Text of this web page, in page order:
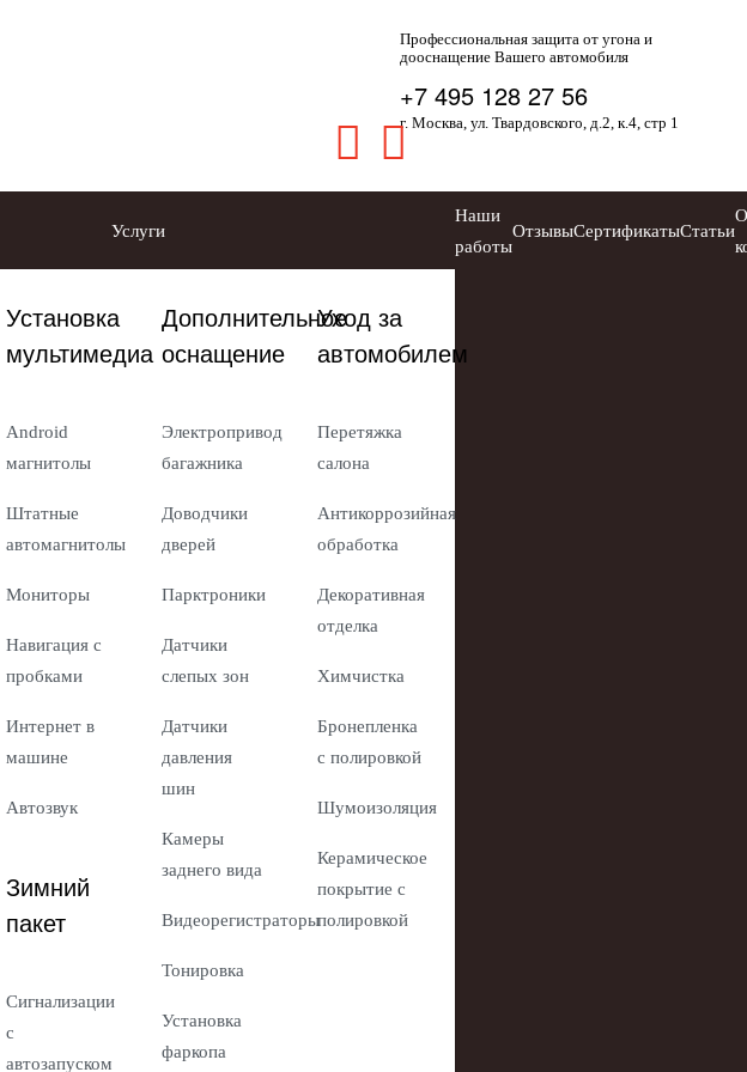
Профессиональная защита от угона и
дооснащение Вашего автомобиля
+7 495 128 27 56
г. Москва, ул. Твардовского, д.2, к.4, стр 1
Услуги
Установка
мультимедиа
Android
магнитолы
Штатные
автомагнитолы
Мониторы
Навигация с
пробками
Интернет в
машине
Автозвук
Зимний
пакет
Сигнализации
с
автозапуском
Дополнительное
оснащение
Электропривод
багажника
Доводчики
дверей
Парктроники
Датчики
слепых зон
Датчики
давления
шин
Камеры
заднего вида
Видеорегистраторы
Тонировка
Установка
фаркопа
Уход за
автомобилем
Перетяжка
салона
Антикоррозийная
обработка
Декоративная
отделка
Химчистка
Бронепленка
с полировкой
Шумоизоляция
Керамическое
покрытие с
полировкой
Наши
работы
ОтзывыСертификатыСтатьи
О